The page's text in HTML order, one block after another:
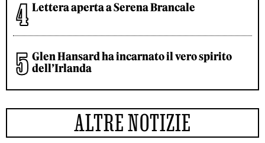
Lettera aperta a Serena Brancale
Glen Hansard ha incarnato il vero spirito
dell’Irlanda
ALTRE NOTIZIE